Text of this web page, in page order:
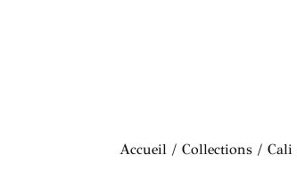
Accueil /Collections /Cali